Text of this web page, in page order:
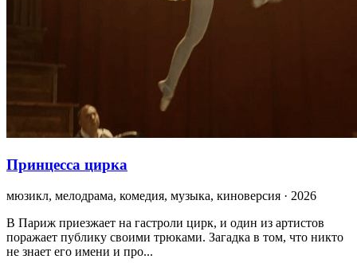
Принцесса цирка
мюзикл, мелодрама, комедия, музыка, киноверсия · 2026
В Париж приезжает на гастроли цирк, и один из артистов
поражает публику своими трюками. Загадка в том, что никто
не знает его имени и про...